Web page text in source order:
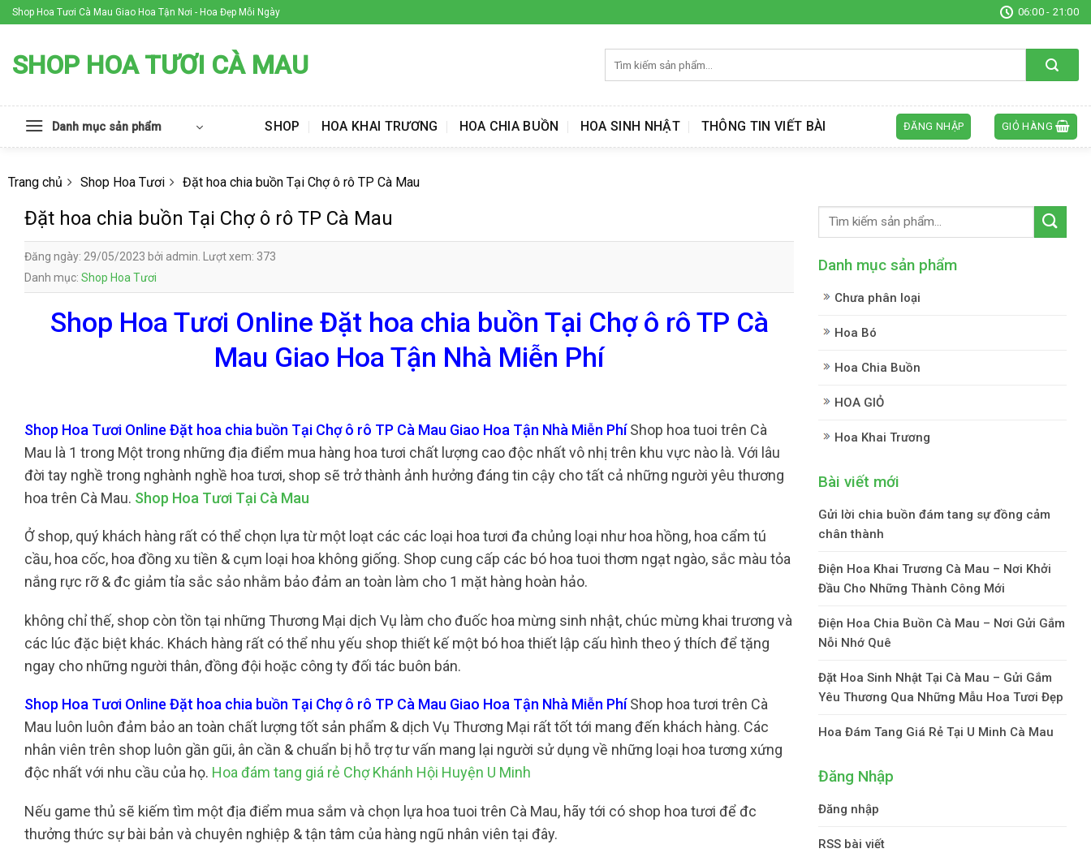
Skip
to
Shop Hoa Tươi Cà Mau Giao Hoa Tận Nơi - Hoa Đẹp Mỗi Ngày 06:00 - 21:00
SHOP HOA TƯƠI CÀ MAU
kiếm:
Danh mục sản phẩm SHOP HOA KHAI TRƯƠNG HOA CHIA BUỒN HOA SINH NHẬT THÔNG TIN VIẾT BÀI ĐĂNG NHẬP GIỎ HÀNG
Trang chủ Shop Hoa Tươi Đặt hoa chia buồn Tại Chợ ô rô TP Cà Mau
Đặt hoa chia buồn Tại Chợ ô rô TP Cà Mau
Đăng ngày: 29/05/2023 bởi admin. Lượt xem: 373
Danh mục: Shop Hoa Tươi
Shop Hoa Tươi Online Đặt hoa chia buồn Tại Chợ ô rô TP Cà
Mau Giao Hoa Tận Nhà Miễn Phí
Shop Hoa Tươi Online Đặt hoa chia buồn Tại Chợ ô rô TP Cà Mau Giao Hoa Tận Nhà Miễn PhíShop hoa tuoi trên Cà
Mau là 1 trong Một trong những địa điểm mua hàng hoa tươi chất lượng cao độc nhất vô nhị trên khu vực nào là. Với lâu
đời tay nghề trong nghành nghề hoa tươi, shop sẽ trở thành ảnh hưởng đáng tin cậy cho tất cả những người yêu thương
hoa trên Cà Mau. Shop Hoa Tươi Tại Cà Mau
Ở shop, quý khách hàng rất có thể chọn lựa từ một loạt các các loại hoa tươi đa chủng loại như hoa hồng, hoa cẩm tú
cầu, hoa cốc, hoa đồng xu tiền & cụm loại hoa không giống. Shop cung cấp các bó hoa tuoi thơm ngạt ngào, sắc màu tỏa
nắng rực rỡ & đc giảm tỉa sắc sảo nhằm bảo đảm an toàn làm cho 1 mặt hàng hoàn hảo.
không chỉ thế, shop còn tồn tại những Thương Mại dịch Vụ làm cho đuốc hoa mừng sinh nhật, chúc mừng khai trương và
các lúc đặc biệt khác. Khách hàng rất có thể nhu yếu shop thiết kế một bó hoa thiết lập cấu hình theo ý thích để tặng
ngay cho những người thân, đồng đội hoặc công ty đối tác buôn bán.
Shop Hoa Tươi Online Đặt hoa chia buồn Tại Chợ ô rô TP Cà Mau Giao Hoa Tận Nhà Miễn PhíShop hoa tươi trên Cà
Mau luôn luôn đảm bảo an toàn chất lượng tốt sản phẩm & dịch Vụ Thương Mại rất tốt tới mang đến khách hàng. Các
nhân viên trên shop luôn gần gũi, ân cần & chuẩn bị hỗ trợ tư vấn mang lại người sử dụng về những loại hoa tương xứng
độc nhất với nhu cầu của họ. Hoa đám tang giá rẻ Chợ Khánh Hội Huyện U Minh
Nếu game thủ sẽ kiếm tìm một địa điểm mua sắm và chọn lựa hoa tuoi trên Cà Mau, hãy tới có shop hoa tươi để đc
thưởng thức sự bài bản và chuyên nghiệp & tận tâm của hàng ngũ nhân viên tại đây.
Danh mục sản phẩm
Chưa phân loại
Hoa Bó
Hoa Chia Buồn
HOA GIỎ
Hoa Khai Trương
Bài viết mới
Gửi lời chia buồn đám tang sự đồng cảm
chân thành
Điện Hoa Khai Trương Cà Mau – Nơi Khởi
Đầu Cho Những Thành Công Mới
Điện Hoa Chia Buồn Cà Mau – Nơi Gửi Gắm
Nỗi Nhớ Quê
Đặt Hoa Sinh Nhật Tại Cà Mau – Gửi Gắm
Yêu Thương Qua Những Mẫu Hoa Tươi Đẹp
Hoa Đám Tang Giá Rẻ Tại U Minh Cà Mau
Đăng Nhập
Đăng nhập
RSS bài viết